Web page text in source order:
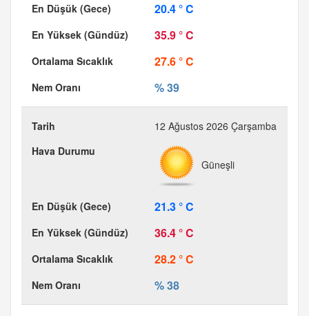
20.4 ° C
35.9 ° C
27.6 ° C
% 39
12 Ağustos 2026 Çarşamba
Güneşli
21.3 ° C
36.4 ° C
28.2 ° C
% 38